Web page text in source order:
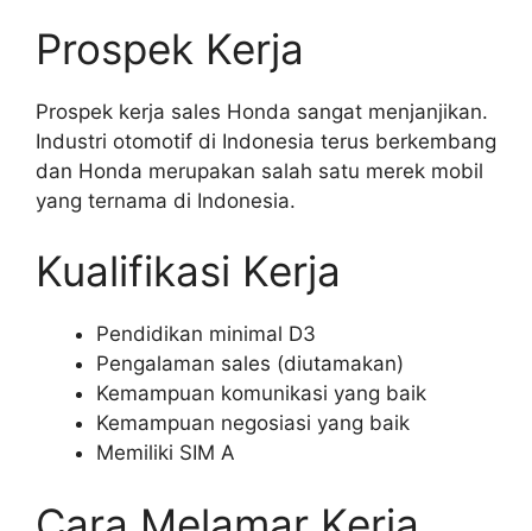
Prospek Kerja
Prospek kerja sales Honda sangat menjanjikan.
Industri otomotif di Indonesia terus berkembang
dan Honda merupakan salah satu merek mobil
yang ternama di Indonesia.
Kualifikasi Kerja
Pendidikan minimal D3
Pengalaman sales (diutamakan)
Kemampuan komunikasi yang baik
Kemampuan negosiasi yang baik
Memiliki SIM A